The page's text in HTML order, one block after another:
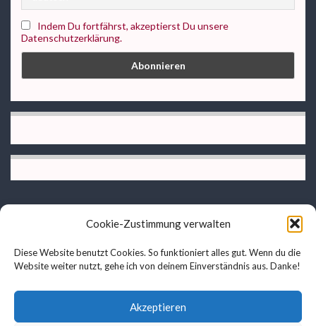
Cookie-Zustimmung verwalten
Diese Website benutzt Cookies. So funktioniert alles gut. Wenn du die
Website weiter nutzt, gehe ich von deinem Einverständnis aus. Danke!
Akzeptieren
Indem Du fortfährst, akzeptierst Du unsere
Datenschutzerklärung.
AGB